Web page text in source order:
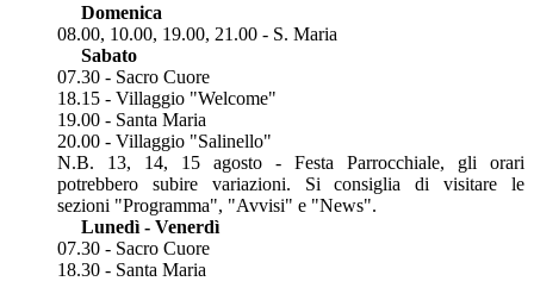
Domenica
08.00, 10.00, 19.00, 21.00 - S. Maria
Sabato
07.30 - Sacro Cuore
18.15 - Villaggio "Welcome"
19.00 - Santa Maria
20.00 - Villaggio "Salinello"
N.B. 13, 14, 15 agosto - Festa Parrocchiale, gli orari
potrebbero subire variazioni. Si consiglia di visitare le
sezioni "Programma", "Avvisi" e "News".
Lunedì - Venerdì
07.30 - Sacro Cuore
18.30 - Santa Maria